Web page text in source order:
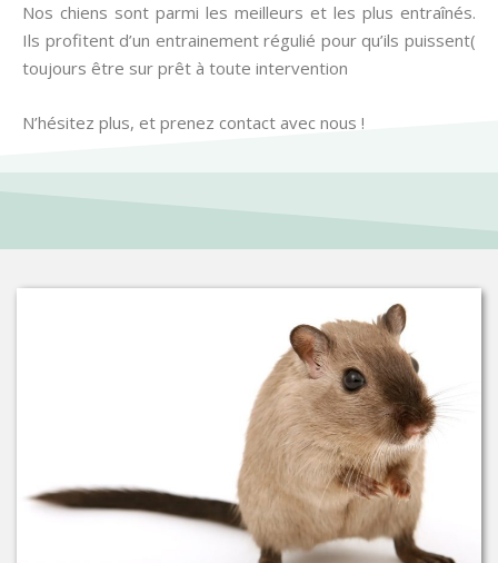
Nos chiens sont parmi les meilleurs et les plus entraînés.
Ils profitent d’un entrainement régulié pour qu’ils puissent(
toujours être sur prêt à toute intervention
N’hésitez plus, et prenez contact avec nous !